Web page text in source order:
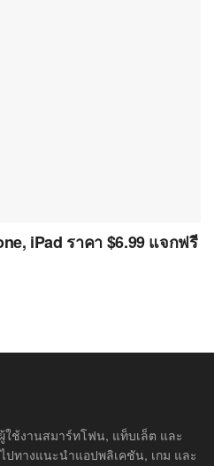
iPad ราคา $6.99 แจกฟรี
ใช้งานสมาร์ทโฟน, แท็บเล็ต และ
ปทางแนะนำแอปพลิเคชัน, เกม และ